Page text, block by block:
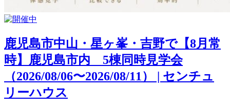
鹿児島市中山・星ヶ峯・吉野で【8月常
時】鹿児島市内 5棟同時見学会
（2026/08/06〜2026/08/11） | センチュ
リーハウス